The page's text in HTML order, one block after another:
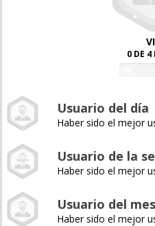
0 DE 4
Usuario del día
Haber sido el mejor
Usuario de la
Haber sido el mejor
Usuario del mes
Haber sido el mejor